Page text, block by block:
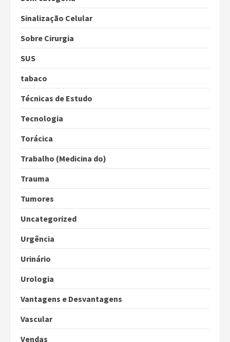
Sinalização Celular
Sobre Cirurgia
SUS
tabaco
Técnicas de Estudo
Tecnologia
Torácica
Trabalho (Medicina do)
Trauma
Tumores
Uncategorized
Urgência
Urinário
Urologia
Vantagens e Desvantagens
Vascular
Vendas